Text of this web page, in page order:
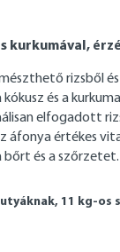
kurkumával,
rizsből
és a
elfogadott
értékes
bőrt és a szőrzetet.
11 kg-os